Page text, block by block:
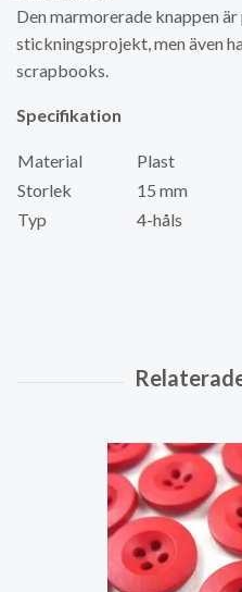
Den marmorerade knappen
stickningsprojekt, men även
scrapbooks.
Specifikation
Material
Plast
Storlek
15 mm
Typ
4-håls